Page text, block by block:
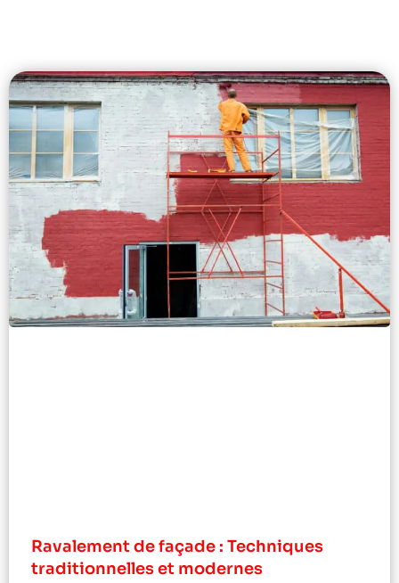
Ravalement de façade : Techniques
traditionnelles et modernes